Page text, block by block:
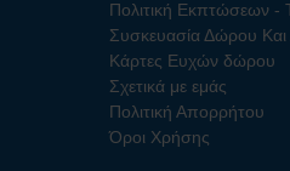
Πολιτική Εκπτώσεων
Συσκευασία Δώρου
Κάρτες Ευχών δώρου
Σχετικά με εμάς
Πολιτική Απορρήτου
Όροι Χρήσης